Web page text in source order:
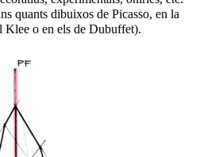
quants dibuixos de Picasso, en la
Klee o en els de Dubuffet).